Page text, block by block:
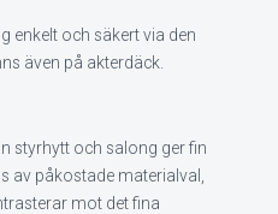
enkelt och säkert via den
även på akterdäck.
styrhytt och salong ger fin
av påkostade materialval,
mot det fina